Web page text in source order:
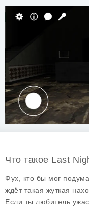
Что такое Last
Фух, кто бы мог
ждёт такая жуткая
Если ты любитель